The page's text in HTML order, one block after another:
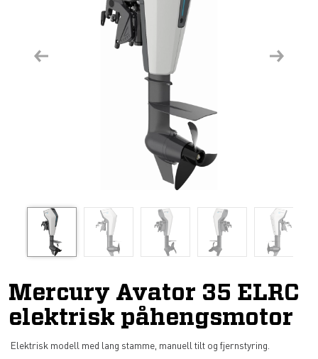
Previous Next
Mercury Avator 35 ELRC
elektrisk påhengsmotor
Elektrisk modell med lang stamme, manuell tilt og fjernstyring.